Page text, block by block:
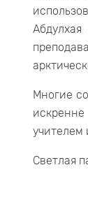
Многие
учителем
Светлая